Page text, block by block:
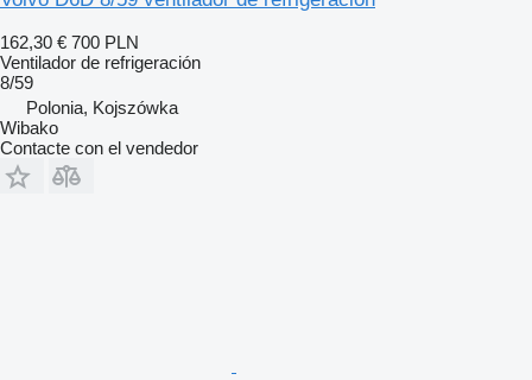
162,30 € 700 PLN
Ventilador de refrigeración
8/59
Polonia, Kojszówka
Wibako
Contacte con el vendedor